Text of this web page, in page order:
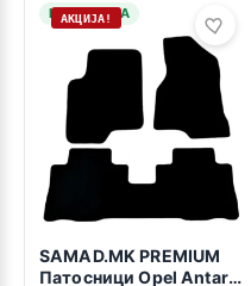
НА ЗАЛИХА
АКЦИЈА!
SAMAD.MK PREMIUM
Патосници Opel Antara